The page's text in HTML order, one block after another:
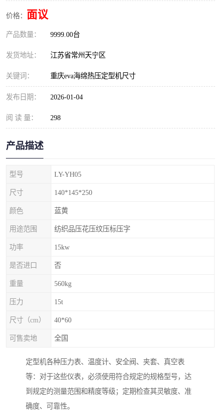
价格： 面议
产品数量： 9999.00台
发货地址： 江苏省常州天宁区
关键词： 重庆eva海绵热压定型机尺寸
发布日期： 2026-01-04
阅 读 量： 298
产品描述
型号 LY-YH05
尺寸 140*145*250
颜色 蓝黄
用途范围 纺织品压花压纹压标压字
功率 15kw
是否进口 否
重量 560kg
压力 15t
尺寸（cm） 40*60
可售卖地 全国
定型机各种压力表、温度计、安全阀、夹套、真空表
等：对于这些仪表，必须使用符合规定的规格型号，达
到规定的测量范围和精度等级；定期检查其灵敏度、准
确度、可靠性。